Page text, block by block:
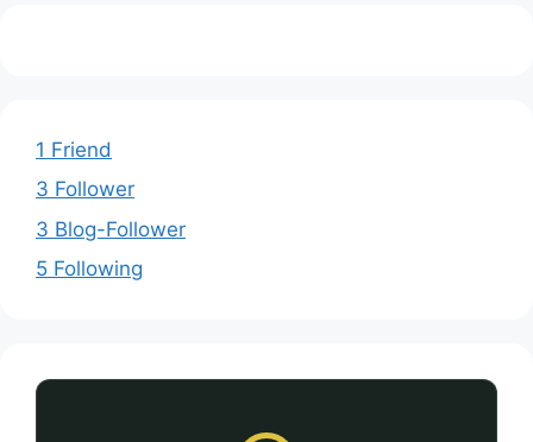
1 Friend
3 Follower
3 Blog-Follower
5 Following